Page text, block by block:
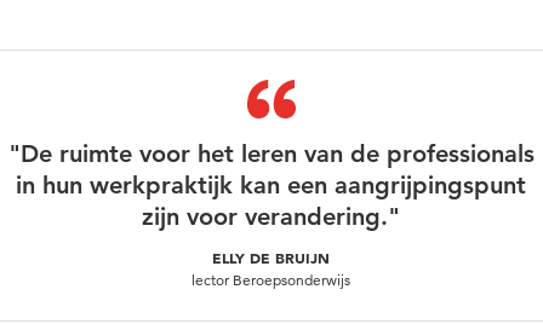
"De ruimte voor het leren van de professionals
in hun werkpraktijk kan een aangrijpingspunt
zijn voor verandering."
ELLY DE BRUIJN
lector Beroepsonderwijs